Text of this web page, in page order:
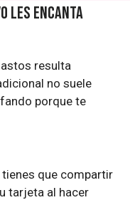
les encanta
resulta
no suele
porque te
tienes que compartir
tarjeta al hacer